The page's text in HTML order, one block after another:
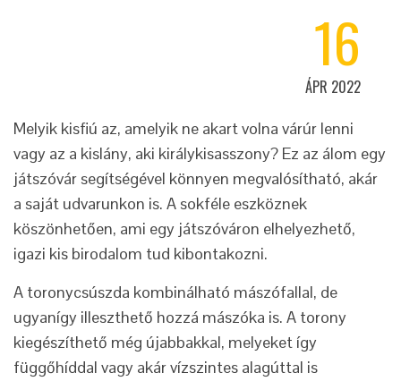
16
ÁPR 2022
Melyik kisfiú az, amelyik ne akart volna várúr lenni
vagy az a kislány, aki királykisasszony? Ez az álom egy
játszóvár segítségével könnyen megvalósítható, akár
a saját udvarunkon is. A sokféle eszköznek
köszönhetően, ami egy játszóváron elhelyezhető,
igazi kis birodalom tud kibontakozni.
A toronycsúszda kombinálható mászófallal, de
ugyanígy illeszthető hozzá mászóka is. A torony
kiegészíthető még újabbakkal, melyeket így
függőhíddal vagy akár vízszintes alagúttal is